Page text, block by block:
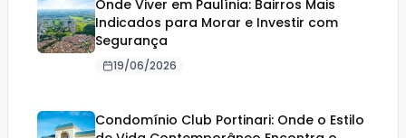
Onde Viver em Paulínia: Bairros Mais
Indicados para Morar e Investir com
Segurança
19/06/2026
Condomínio Club Portinari: Onde o Estilo